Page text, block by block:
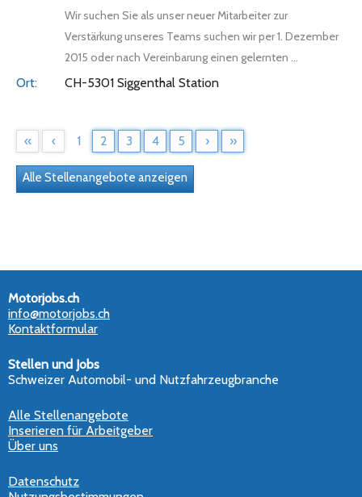
Wir suchen Sie als unser neuer Mitarbeiter zur
Verstärkung unseres Teams suchen wir per 1. Dezember
2015 oder nach Vereinbarung einen gelernten ...
CH-5301 Siggenthal Station
« ‹ 1 2 3 4 5 › »
Alle Stellenangebote anzeigen
Motorjobs.ch
info@motorjobs.ch
Kontaktformular
Stellen und Jobs
Schweizer Automobil- und Nutzfahrzeugbranche
Alle Stellenangebote
Inserieren für Arbeitgeber
Über uns
Datenschutz